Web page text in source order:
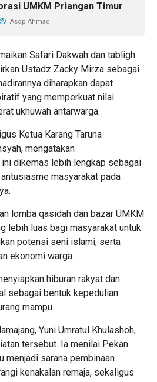
UMKM Priangan Timur
Asop Ahmad
Safari Dakwah dan tabligh
Ustadz Zacky Mirza sebagai
diharapkan dapat
yang memperkuat nilai
ukhuwah antarwarga.
Ketua Karang Taruna
mengatakan
ini dikemas lebih lengkap sebagai
masyarakat pada
lomba qasidah dan bazar UMKM
lebih luas bagi masyarakat untuk
potensi seni islami, serta
ekonomi warga.
hiburan rakyat dan
sebagai bentuk kepedulian
mampu.
Yuni Umratul Khulashoh,
tersebut. Ia menilai Pekan
menjadi sarana pembinaan
kenakalan remaja, sekaligus